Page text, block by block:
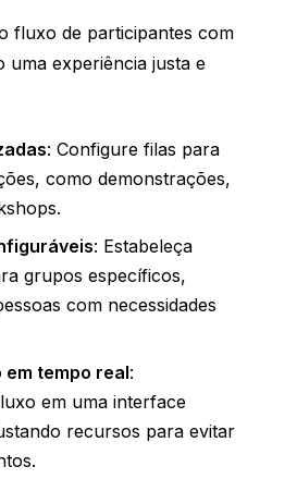
fluxo de participantes com
uma experiência justa e
: Configure filas para
como demonstrações,
: Estabeleça
grupos específicos,
com necessidades
tempo real:
em uma interface
recursos para evitar